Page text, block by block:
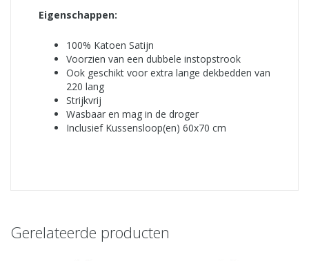
Eigenschappen:
100% Katoen Satijn
Voorzien van een dubbele instopstrook
Ook geschikt voor extra lange dekbedden van
220 lang
Strijkvrij
Wasbaar en mag in de droger
Inclusief Kussensloop(en) 60x70 cm
Gerelateerde producten